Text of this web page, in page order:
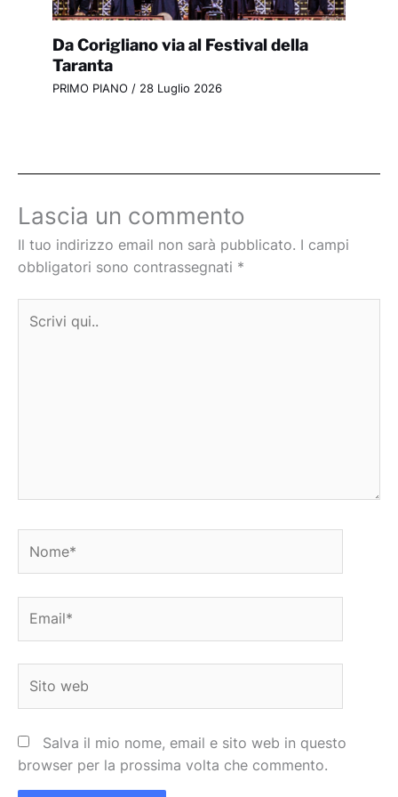
Da Corigliano via al Festival della
Taranta
PRIMO PIANO / 28 Luglio 2026
Lascia un commento
Il tuo indirizzo email non sarà pubblicato. I campi
obbligatori sono contrassegnati *
qui..
web
Salva il mio nome, email e sito web in questo
browser per la prossima volta che commento.